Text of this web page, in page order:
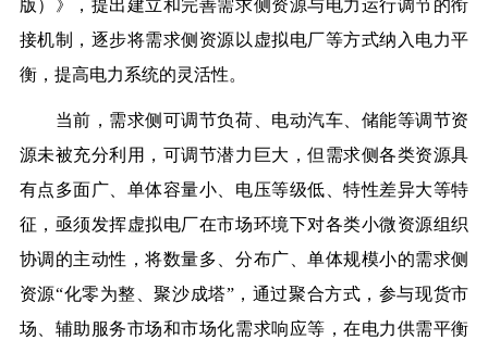
版）》，提出建立和完善需求侧资源与电力运行调节的衔
接机制，逐步将需求侧资源以虚拟电厂等方式纳入电力平
衡，提高电力系统的灵活性。
当前，需求侧可调节负荷、电动汽车、储能等调节资
源未被充分利用，可调节潜力巨大，但需求侧各类资源具
有点多面广、单体容量小、电压等级低、特性差异大等特
征，亟须发挥虚拟电厂在市场环境下对各类小微资源组织
协调的主动性，将数量多、分布广、单体规模小的需求侧
资源“化零为整、聚沙成塔”，通过聚合方式，参与现货市
场、辅助服务市场和市场化需求响应等，在电力供需平衡